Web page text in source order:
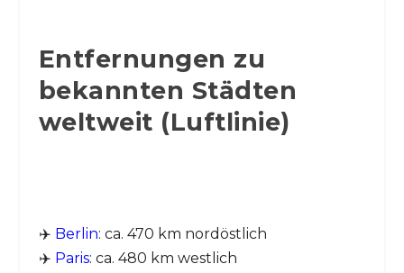
Entfernungen zu
bekannten Städten
weltweit (Luftlinie)
✈️ Berlin: ca. 470 km nordöstlich
✈️ Paris: ca. 480 km westlich